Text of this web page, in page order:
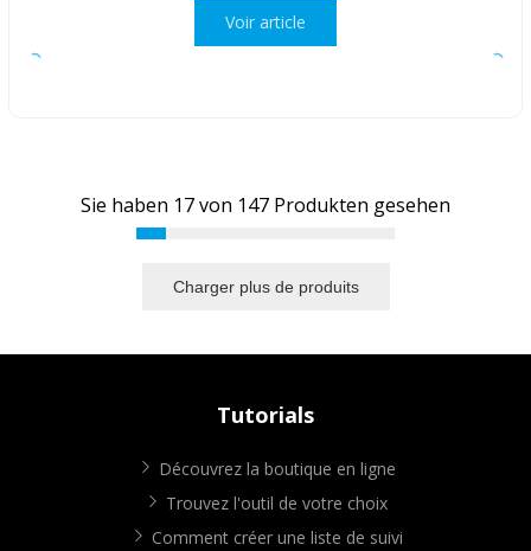
Voir article
Sie haben 17von 147 Produkten gesehen
Charger plus de produits
Tutorials
Découvrez la boutique en ligne
Trouvez l'outil de votre choix
Comment créer une liste de suivi